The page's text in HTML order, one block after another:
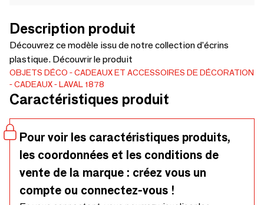
Description produit
Découvrez ce modèle issu de notre collection d'écrins
plastique. Découvrir le produit
OBJETS DÉCO
CADEAUX ET ACCESSOIRES DE DÉCORATION
CADEAUX
LAVAL 1878
Caractéristiques produit
Pour voir les caractéristiques produits,
les coordonnées et les conditions de
vente de la marque : créez vous un
compte ou connectez-vous !